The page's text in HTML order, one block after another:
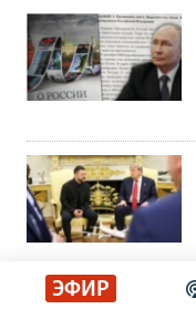
ЭФИР